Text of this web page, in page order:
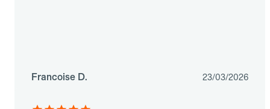
Francoise D. 23/03/2026